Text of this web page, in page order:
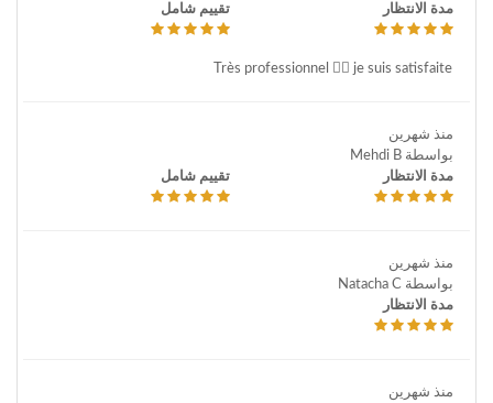
مدة الانتظار
تقييم شامل
Très professionnel 👌🏼 je suis satisfaite
منذ شهرين
بواسطة Mehdi B
مدة الانتظار
تقييم شامل
منذ شهرين
بواسطة Natacha C
مدة الانتظار
منذ شهرين